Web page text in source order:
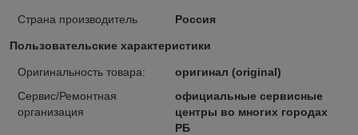
Страна производитель Россия
Пользовательские характеристики
Оригинальность товара:
оригинал (original)
Сервис/Ремонтная
организация
официальные сервисные
центры во многих городах
РБ